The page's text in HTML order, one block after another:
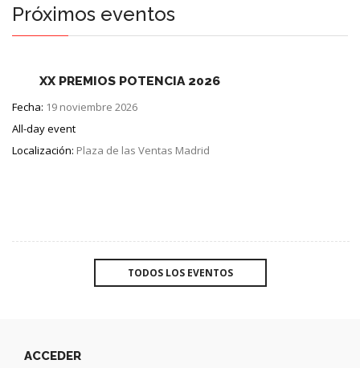
Próximos eventos
XX PREMIOS POTENCIA 2026
Fecha: 19 noviembre 2026
All-day event
Localización: Plaza de las Ventas Madrid
TODOS LOS EVENTOS
ACCEDER